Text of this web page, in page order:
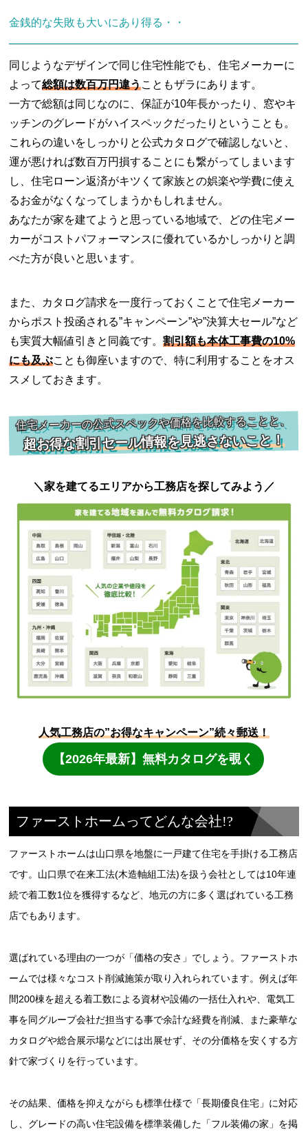
ファーストホームってどんな会社!?
ファーストホームは山口県を地盤に一戸建て住宅を手掛ける工務店
です。山口県で在来工法(木造軸組工法)を扱う会社としては10年連
続で着工数1位を獲得するなど、地元の方に多く選ばれている工務
店でもあります。
選ばれている理由の一つが「価格の安さ」でしょう。ファーストホ
ームでは様々なコスト削減施策が取り入れられています。例えば年
間200棟を超える着工数による資材や設備の一括仕入れや、電気工
事を同グループ会社だ担当する事で余計な経費を削減、また豪華な
カタログや総合展示場などには出展せず、その分価格を安くする方
針で家づくりを行っています。
その結果、価格を抑えながらも標準仕様で「長期優良住宅」に対応
し、グレードの高い住宅設備を標準装備した「フル装備の家」を掲